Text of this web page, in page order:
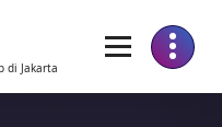
di Jakarta